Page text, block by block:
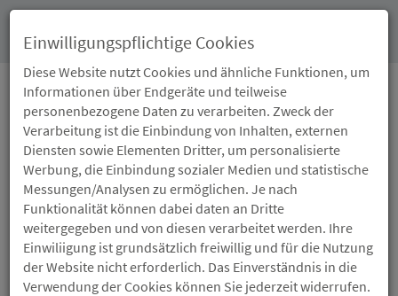
GLOSSAR
VENTURE CAPITAL
Kapital zur Finanzierung neuartiger, riskanter und zugleich
zukunftsträchtiger und chancenreicher Projekte oder
Technologien. Auch Wagnis-oder Risikokapital genannt.
Einwilligungspflichtige Cookies
Diese Website nutzt Cookies und ähnliche Funktionen, um
Informationen über Endgeräte und teilweise
personenbezogene Daten zu verarbeiten. Zweck der
Verarbeitung ist die Einbindung von Inhalten, externen
Diensten sowie Elementen Dritter, um personalisierte
Werbung, die Einbindung sozialer Medien und statistische
Messungen/Analysen zu ermöglichen. Je nach
Funktionalität können dabei daten an Dritte
weitergegeben und von diesen verarbeitet werden. Ihre
Einwiliigung ist grundsätzlich freiwillig und für die Nutzung
der Website nicht erforderlich. Das Einverständnis in die
Verwendung der Cookies können Sie jederzeit widerrufen.